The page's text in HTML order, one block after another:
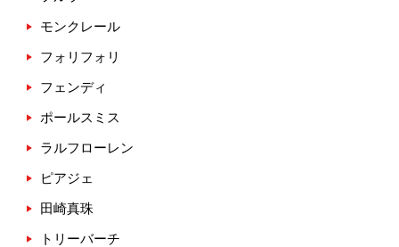
モンクレール
フォリフォリ
フェンディ
ポールスミス
ラルフローレン
ピアジェ
田崎真珠
トリーバーチ